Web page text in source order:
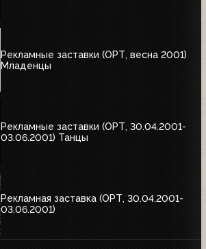
Рекламные заставки (ОРТ, весна 2001)
Младенцы
Рекламные заставки (ОРТ, 30.04.2001-
03.06.2001) Танцы
Рекламная заставка (ОРТ, 30.04.2001-
03.06.2001)